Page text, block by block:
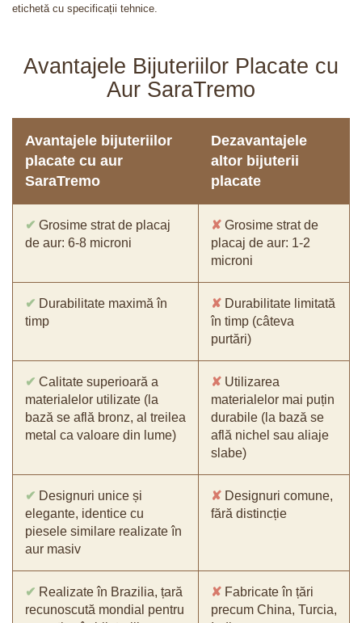
etichetă cu specificații tehnice.
Avantajele Bijuteriilor Placate cu
Aur SaraTremo
Avantajele bijuteriilor
placate cu aur
SaraTremo
Dezavantajele
altor bijuterii
placate
✔ Grosime strat de placaj
de aur: 6-8 microni
✘ Grosime strat de
placaj de aur: 1-2
microni
✔ Durabilitate maximă în
timp
✘ Durabilitate limitată
în timp (câteva
purtări)
✔ Calitate superioară a
materialelor utilizate (la
bază se află bronz, al treilea
metal ca valoare din lume)
✘ Utilizarea
materialelor mai puțin
durabile (la bază se
află nichel sau aliaje
slabe)
✔ Designuri unice și
elegante, identice cu
piesele similare realizate în
aur masiv
✘ Designuri comune,
fără distincție
✔ Realizate în Brazilia, țară
recunoscută mondial pentru
✘ Fabricate în țări
precum China, Turcia,